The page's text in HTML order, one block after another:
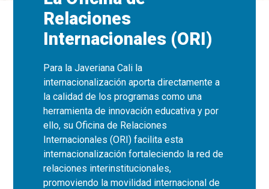
Relaciones
Internacionales (ORI)
Para la Javeriana Cali la
internacionalización aporta directamente a
la calidad de los programas como una
herramienta de innovación educativa y por
ello, su Oficina de Relaciones
Internacionales (ORI) facilita esta
internacionalización fortaleciendo la red de
relaciones interinstitucionales,
promoviendo la movilidad internacional de